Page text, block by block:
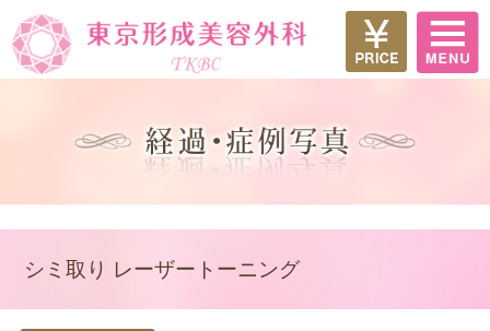
シミ取り レーザートーニング